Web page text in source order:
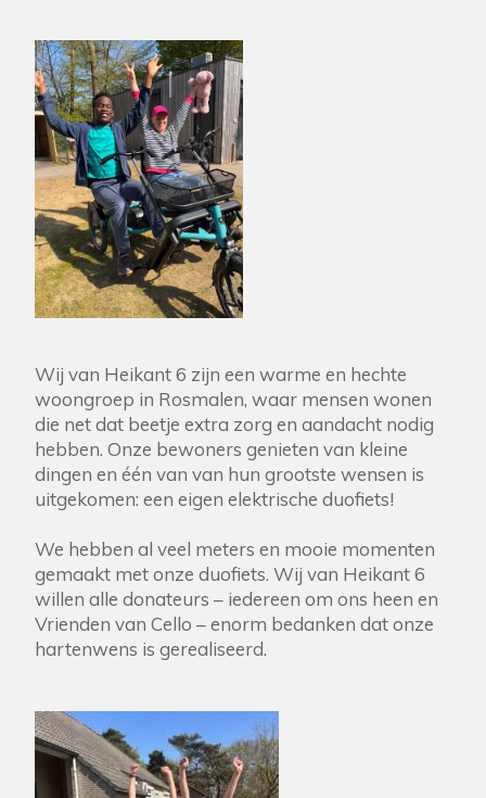
Wij van Heikant 6 zijn een warme en hechte
woongroep in Rosmalen, waar mensen wonen
die net dat beetje extra zorg en aandacht nodig
hebben. Onze bewoners genieten van kleine
dingen en één van van hun grootste wensen is
uitgekomen: een eigen elektrische duofiets!
We hebben al veel meters en mooie momenten
gemaakt met onze duofiets. Wij van Heikant 6
willen alle donateurs – iedereen om ons heen en
Vrienden van Cello – enorm bedanken dat onze
hartenwens is gerealiseerd.